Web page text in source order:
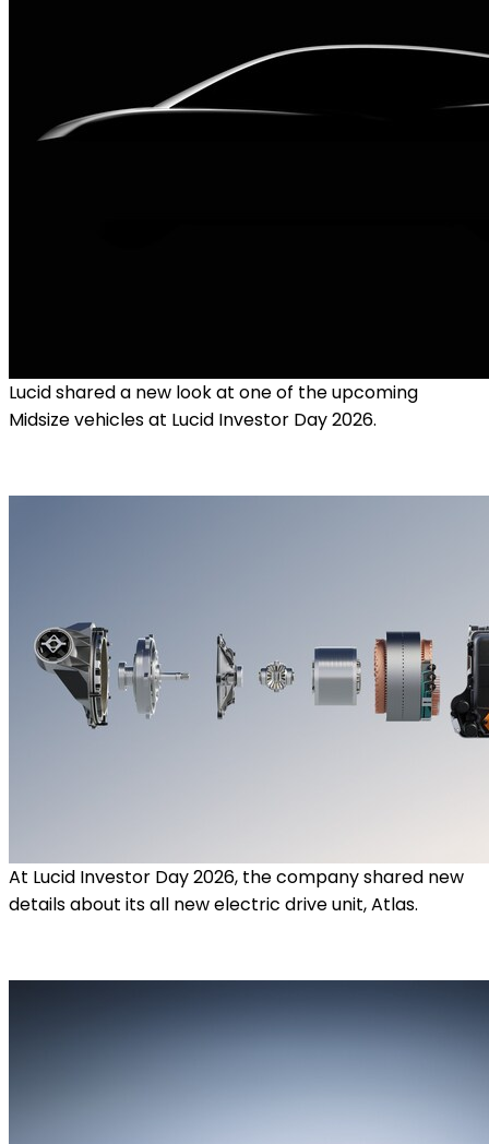
Lucid shared a new look at one of the upcoming
Midsize vehicles at Lucid Investor Day 2026.
At Lucid Investor Day 2026, the company shared new
details about its all new electric drive unit, Atlas.